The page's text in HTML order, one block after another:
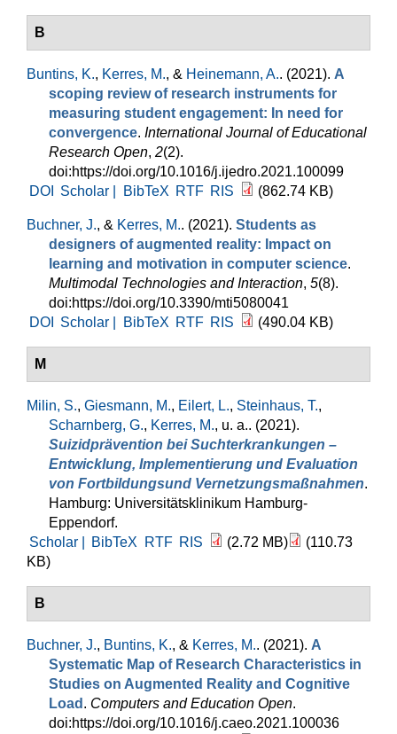
B
Buntins, K., Kerres, M., & Heinemann, A.. (2021). A
scoping review of research instruments for
measuring student engagement: In need for
convergence. International Journal of Educational
Research Open, 2(2).
doi:https://doi.org/10.1016/j.ijedro.2021.100099
DOI
Scholar | BibTeX RTF RIS (862.74 KB)
Buchner, J., & Kerres, M.. (2021). Students as
designers of augmented reality: Impact on
learning and motivation in computer science.
Multimodal Technologies and Interaction, 5(8).
doi:https://doi.org/10.3390/mti5080041
DOI
Scholar | BibTeX RTF RIS (490.04 KB)
M
Milin, S., Giesmann, M., Eilert, L., Steinhaus, T.,
Scharnberg, G., Kerres, M., u. a.. (2021).
Suizidprävention bei Suchterkrankungen –
Entwicklung, Implementierung und Evaluation
von Fortbildungsund Vernetzungsmaßnahmen.
Hamburg: Universitätsklinikum Hamburg-
Eppendorf.
Scholar |
BibTeX RTF RIS (2.72 MB)
(110.73
KB)
B
Buchner, J., Buntins, K., & Kerres, M.. (2021). A
Systematic Map of Research Characteristics in
Studies on Augmented Reality and Cognitive
Load . Computers and Education Open.
doi:https://doi.org/10.1016/j.caeo.2021.100036